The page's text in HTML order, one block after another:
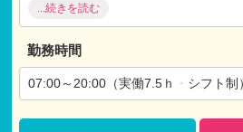
通勤手当（15,000円/月）
※3か月間は8.000円
皆勤手当
...続きを読む
勤務時間
07:00～20:00（実働7.5ｈ ・ シフト制）